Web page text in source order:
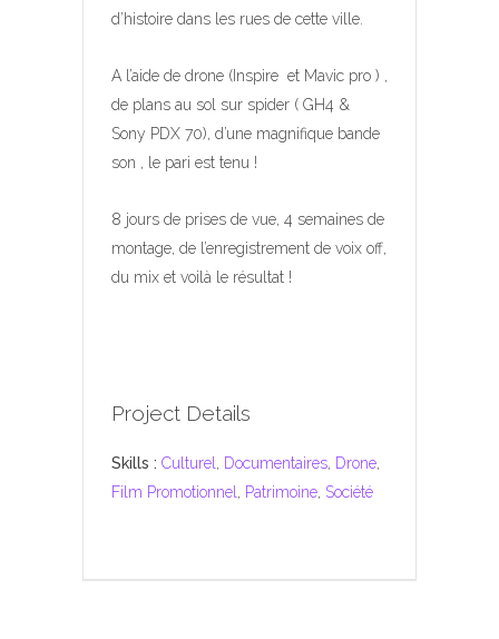
d’histoire dans les rues de cette ville.
A l’aide de drone (Inspire et Mavic pro ) ,
de plans au sol sur spider ( GH4 &
Sony PDX 70), d’une magnifique bande
son , le pari est tenu !
8 jours de prises de vue, 4 semaines de
montage, de l’enregistrement de voix off,
du mix et voilà le résultat !
Project Details
Skills : Culturel Documentaires Drone
Film Promotionnel
Patrimoine Société